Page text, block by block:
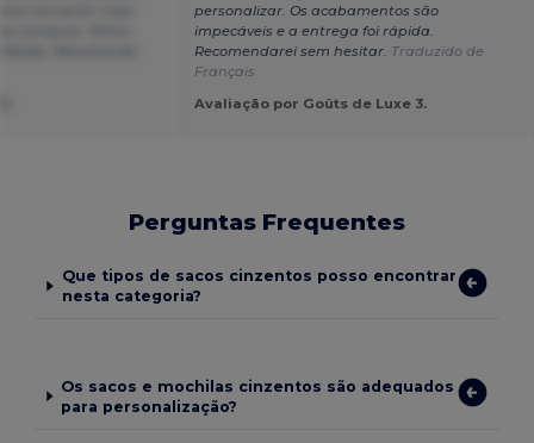
personalizar. Os acabamentos são
impecáveis e a entrega foi rápida.
Recomendarei sem hesitar. Traduzido de
Français
Avaliação por Goûts de Luxe 3.
Perguntas Frequentes
Que tipos de sacos cinzentos posso encontrar
nesta categoria?
Os sacos e mochilas cinzentos são adequados
para personalização?